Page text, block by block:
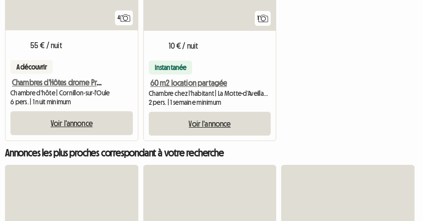
4
55 € / nuit
A découvrir
Chambres d'Hôtes drome Provencale
Chambre d'hôte | Cornillon-sur-l'Oule
6 pers. | 1 nuit minimum
Voir l'annonce
1
10 € / nuit
Instantanée
60 m2 location partagée
Chambre chez l'habitant | La Motte-d'Aveillans (38770) | 60 M2
2 pers. | 1 semaine minimum
Voir l'annonce
Annonces les plus proches correspondant à votre recherche